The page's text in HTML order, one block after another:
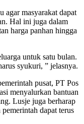
agar masyarakat dapat
Hal ini juga dalam
harga panhan hingga
untuk satu bulan.
syukuri, ” jelasnya.
pusat, PT Pos
menyalurkan bantuan
Lusje juga berharap
dapat terus